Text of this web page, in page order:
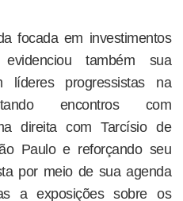
focada em investimentos
também sua
líderes progressistas na
encontros com
direita com Tarcísio de
Paulo e reforçando seu
por meio de sua agenda
a exposições sobre os